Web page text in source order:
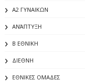
Α2 ΓΥΝΑΙΚΩΝ
ΑΝΆΠΤΥΞΗ
Β ΕΘΝΙΚΗ
ΔΙΕΘΝΗ
ΕΘΝΙΚΕΣ ΟΜΑΔΕΣ